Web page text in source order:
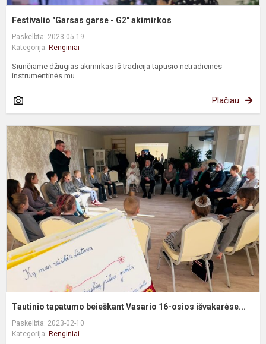
Festivalio "Garsas garse - G2" akimirkos
Paskelbta: 2023-05-19
Kategorija: Renginiai
Siunčiame džiugias akimirkas iš tradicija tapusio netradicinės
instrumentinės mu...
Plačiau
Tautinio tapatumo beieškant Vasario 16-osios išvakarėse...
Paskelbta: 2023-02-10
Kategorija: Renginiai